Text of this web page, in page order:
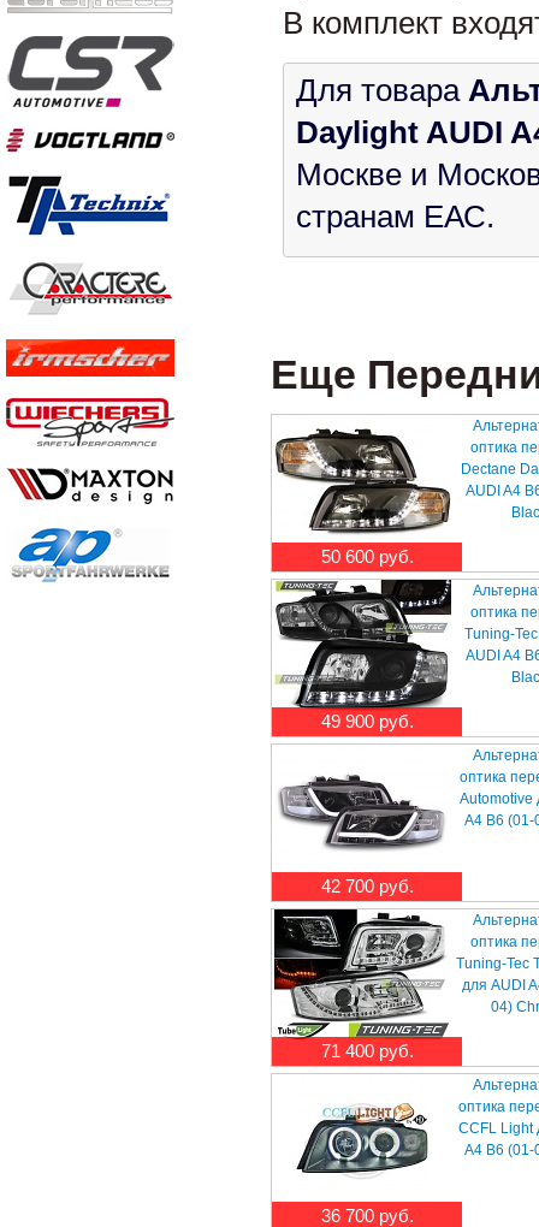
В комплект
Для товара
Daylight AUDI
Москве и
странам ЕАС.
Еще
50 600 руб.
оптика
Dectane
AUDI A4
49 900 руб.
оптика
Tuning-
AUDI A4
42 700 руб.
оптика
Automotive
A4 B6 (01-
71 400 руб.
оптика
Tuning-Tec
для AUDI
04)
36 700 руб.
оптика
CCFL Light
A4 B6 (01-